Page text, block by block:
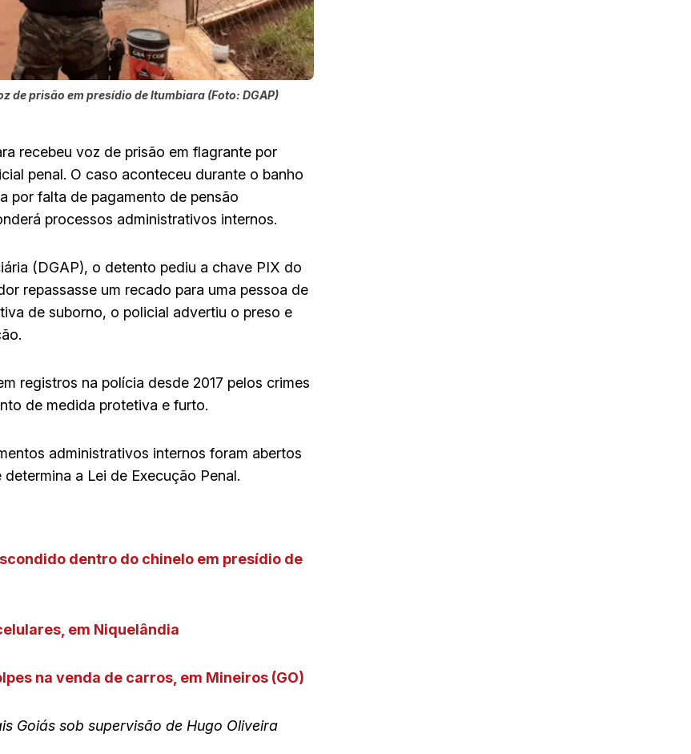
de prisão em presídio de Itumbiara (Foto: DGAP)
recebeu voz de prisão em flagrante por
penal. O caso aconteceu durante o banho
por falta de pagamento de pensão
processos administrativos internos.
(DGAP), o detento pediu a chave PIX do
repassasse um recado para uma pessoa de
de suborno, o policial advertiu o preso e
registros na polícia desde 2017 pelos crimes
de medida protetiva e furto.
administrativos internos foram abertos
a Lei de Execução Penal.
dentro do chinelo em presídio de
em Niquelândia
na venda de carros, em Mineiros (GO)
Goiás sob supervisão de Hugo Oliveira